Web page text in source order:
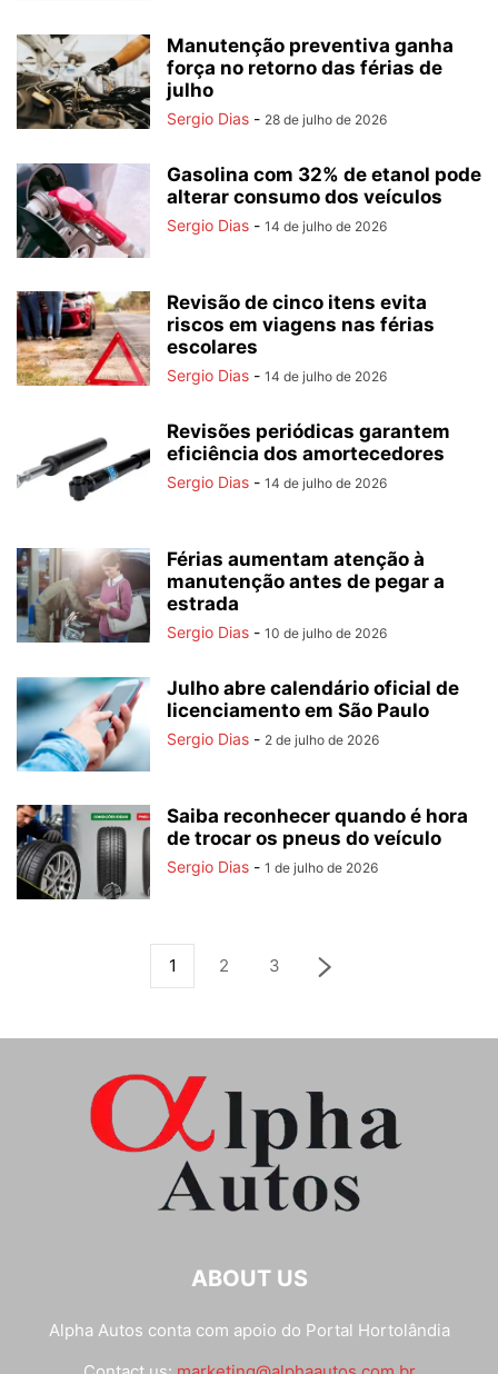
Manutenção preventiva ganha
força no retorno das férias de
julho
Sergio Dias - 28 de julho de 2026
Gasolina com 32% de etanol pode
alterar consumo dos veículos
Sergio Dias - 14 de julho de 2026
Revisão de cinco itens evita
riscos em viagens nas férias
escolares
Sergio Dias - 14 de julho de 2026
Revisões periódicas garantem
eficiência dos amortecedores
Sergio Dias - 14 de julho de 2026
Férias aumentam atenção à
manutenção antes de pegar a
estrada
Sergio Dias - 10 de julho de 2026
Julho abre calendário oficial de
licenciamento em São Paulo
Sergio Dias - 2 de julho de 2026
Saiba reconhecer quando é hora
de trocar os pneus do veículo
Sergio Dias - 1 de julho de 2026
1 2 3
ABOUT US
Alpha Autos conta com apoio do Portal Hortolândia